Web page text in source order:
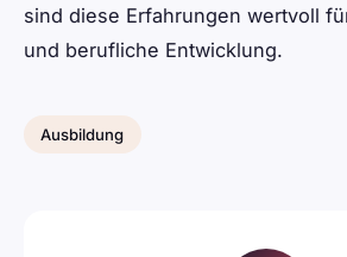
sind diese Erfahrungen wertvoll
und berufliche Entwicklung.
Ausbildung